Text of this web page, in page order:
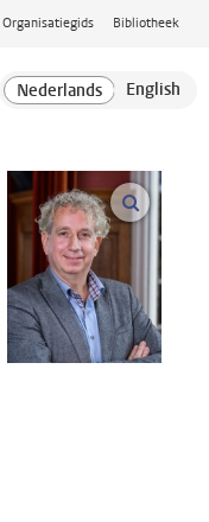
Organisatiegids Bibliotheek
open